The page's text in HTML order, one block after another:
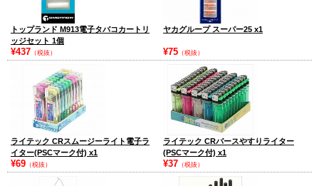
トップランド M913電子タバコカートリ
ッジセット 1個
¥437 （税抜）
ヤカグループ スーパー25 x1
¥75 （税抜）
ライテック CRスムージーライト電子ラ
イター(PSCマーク付) x1
¥69 （税抜）
ライテック CRバースやすりライター
(PSCマーク付) x1
¥37 （税抜）